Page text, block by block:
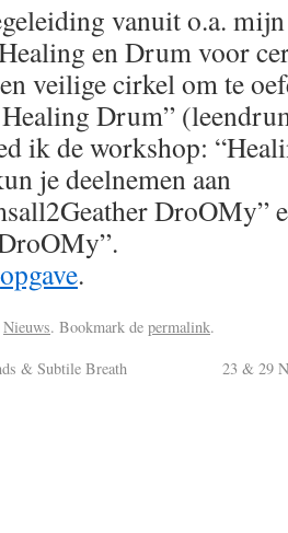
vanuit o.a.
en Drum voor
veilige cirkel om te
Drum”
ik de workshop:
je deelnemen aan
DroOMy”
opgave.
Nieuws. Bookmark de permalink.
& Subtile Breath 23 & 29